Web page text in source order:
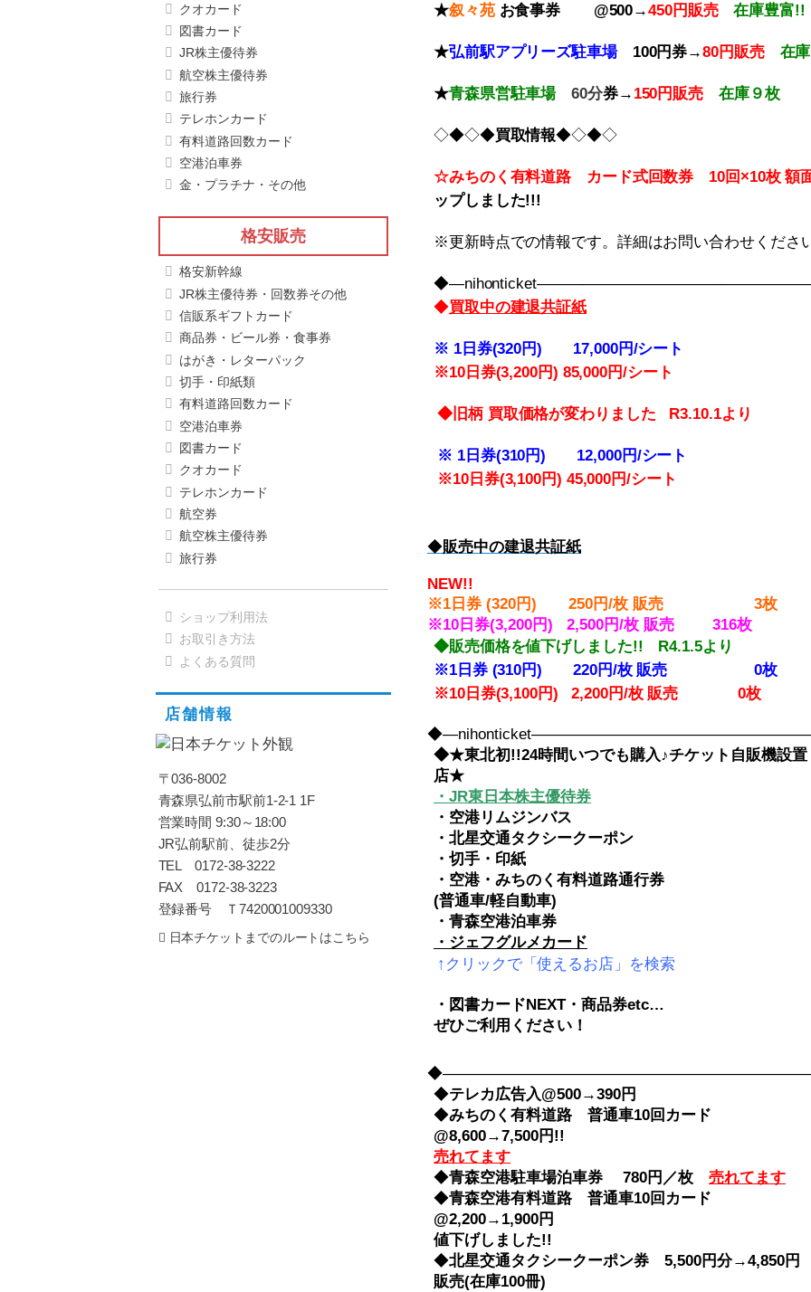
★叙々苑お食事券 @500→450円販売 在庫豊富!!
★弘前駅アプリーズ駐車場 100円券→80円販売 在
★青森県営駐車場60分券→ 150円販売 在庫９枚
◇◆◇◆買取情報◆◇◆◇
☆みちのく有料道路 カード式回数券 10回×10枚額
ップしました!!!
※更新時点での情報です。詳細はお問い合わせくださ
◆買取中の建退共証紙
※ 1日券(320円) 17,000円/シート
※10日券(3,200円) 85,000円/シート
◆旧柄 買取価格が変わりました R3.10.1より
※ 1日券(310円) 12,000円/シート
※10日券(3,100円) 45,000円/シート
◆販売中の建退共証紙
NEW!!
※1日券 (320円) 250円/枚 販売 3枚
※10日券(3,200円) 2,500円/枚 販売 316枚
◆販売価格を値下げしました!! R4.1.5より
※1日券 (310円) 220円/枚 販売 0枚
※10日券(3,100円) 2,200円/枚 販売 0枚
◆★東北初!!24時間いつでも購入♪チケット自販機設置
店★
・JR東日本株主優待券
・空港リムジンバス
・北星交通タクシークーポン
・切手・印紙
・空港・みちのく有料道路通行券
(普通車/軽自動車)
・青森空港泊車券
・ジェフグルメカード
↑クリックで「使えるお店」を検索
・図書カードNEXT・商品券etc…
ぜひご利用ください！
◆テレカ広告入@500→390円
◆みちのく有料道路 普通車10回カード
@8,600→7,500円!!
売れてます
◆青森空港駐車場泊車券 780円／枚
売れてます
◆青森空港有料道路 普通車10回カード
@2,200→1,900円
値下げしました!!
◆北星交通タクシークーポン券 5,500円分→4,850円
販売(在庫100冊)
クオカード
図書カード
JR株主優待券
航空株主優待券
旅行券
テレホンカード
有料道路回数カード
空港泊車券
金・プラチナ・その他
格安販売
格安新幹線
JR株主優待券・回数券その他
信販系ギフトカード
商品券・ビール券・食事券
はがき・レターパック
切手・印紙類
有料道路回数カード
空港泊車券
図書カード
クオカード
テレホンカード
航空券
航空株主優待券
旅行券
ショップ利用法
お取引き方法
よくある質問
店舗情報
〒036-8002
青森県弘前市駅前1-2-1 1F
営業時間 9:30～18:00
JR弘前駅前、徒歩2分
TEL 0172-38-3222
FAX 0172-38-3223
登録番号 Ｔ7420001009330
日本チケットまでのルートはこちら